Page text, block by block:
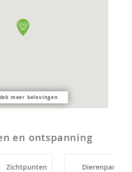
meer belevingen
en ontspanning
Zichtpunten Dierenparken